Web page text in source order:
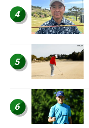
4
5
6